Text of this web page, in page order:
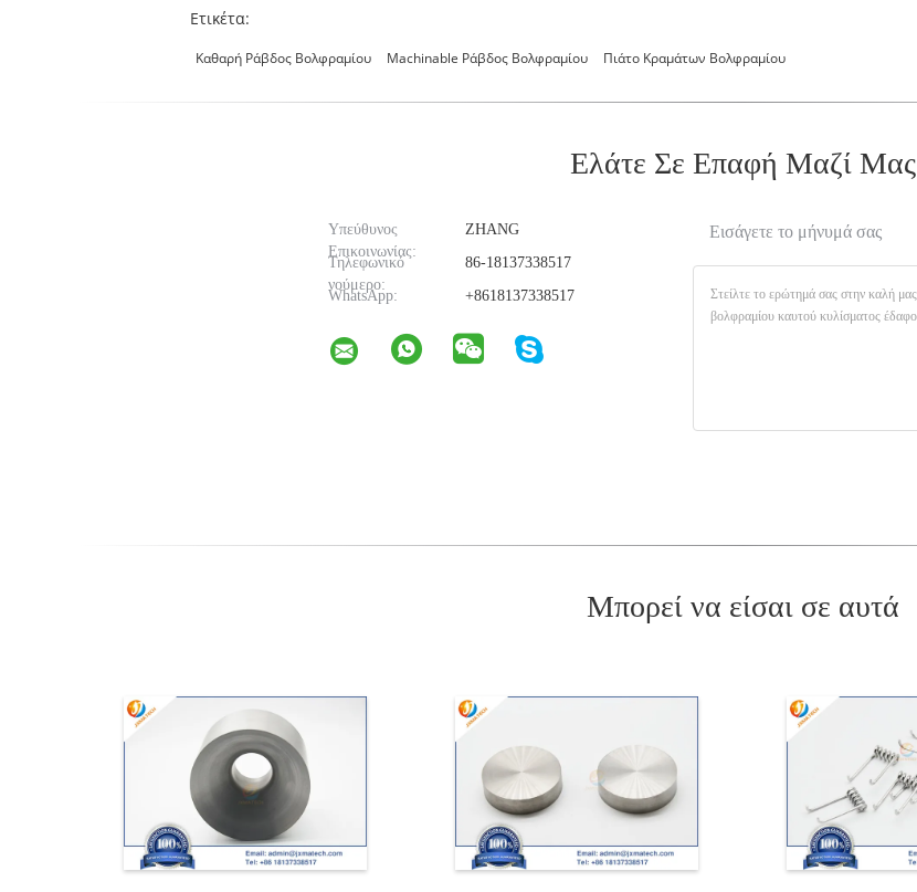
Ετικέτα:
Καθαρή Ράβδος Βολφραμίου Machinable Ράβδος Βολφραμίου Πιάτο Κραμάτων Βολφραμίου
Ελάτε Σε Επαφή Μαζί Μας
Υπεύθυνος
Επικοινωνίας:
ZHANG
Τηλεφωνικό
νούμερο:
86-18137338517
WhatsApp:
+8618137338517
Εισάγετε το μήνυμά σας
Μπορεί να είσαι σε αυτά